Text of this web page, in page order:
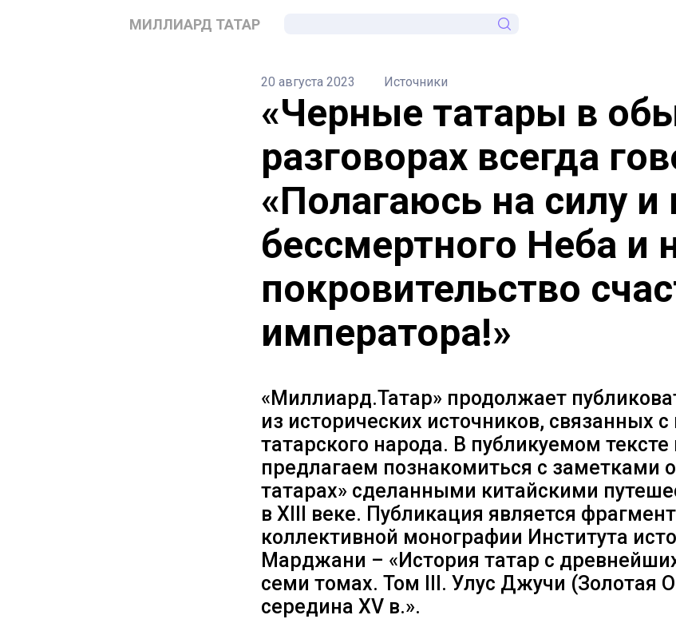
МИЛЛИАРД ТАТАР
20 августа 2023 Источники
«Черные татары в
разговорах всегда
«Полагаюсь на силу
бессмертного Неба и
покровительство
императора!»
«Миллиард.Татар» продолжает
из исторических источников, связанных
татарского народа. В публикуемом
предлагаем познакомиться с заметками
татарах» сделанными китайскими
в XIII веке. Публикация является
коллективной монографии Института
Марджани – «История татар с
семи томах. Том III. Улус Джучи (Золотая
середина XV в.».